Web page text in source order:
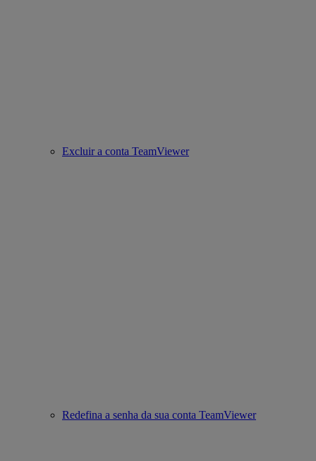
Excluir a conta TeamViewer
Redefina a senha da sua conta TeamViewer